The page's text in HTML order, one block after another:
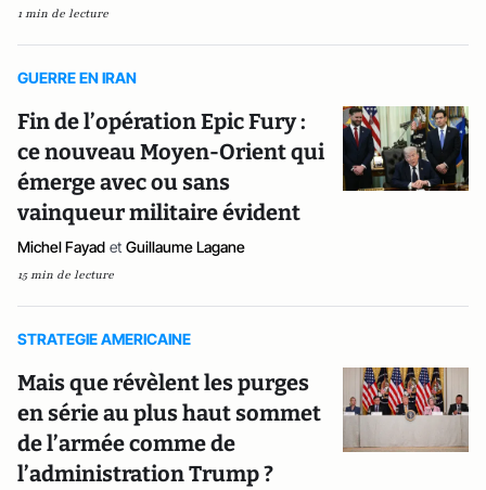
1 min de lecture
GUERRE EN IRAN
Fin de l’opération Epic Fury :
ce nouveau Moyen-Orient qui
émerge avec ou sans
vainqueur militaire évident
Michel Fayad et Guillaume Lagane
15 min de lecture
STRATEGIE AMERICAINE
Mais que révèlent les purges
en série au plus haut sommet
de l’armée comme de
l’administration Trump ?